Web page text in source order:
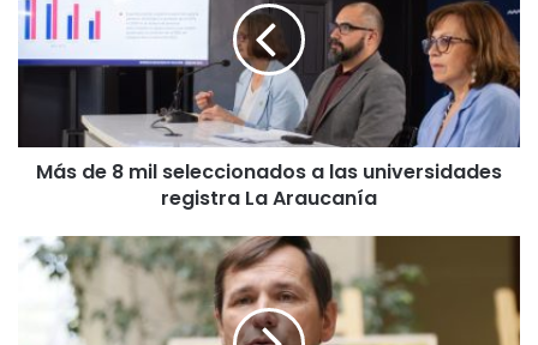
d
e
8
l
e
Más de 8 mil seleccionados a las universidades
registra La Araucanía
D